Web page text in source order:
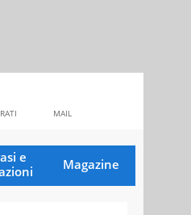
MAIL
e
Magazine